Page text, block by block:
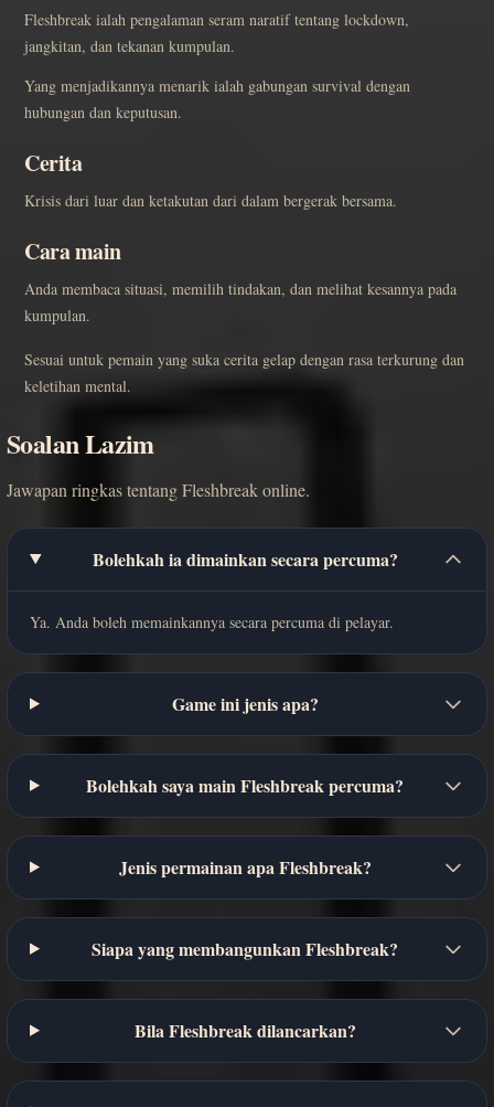
Fleshbreak ialah pengalaman seram naratif tentang lockdown,
jangkitan, dan tekanan kumpulan.
Yang menjadikannya menarik ialah gabungan survival dengan
hubungan dan keputusan.
Cerita
Krisis dari luar dan ketakutan dari dalam bergerak bersama.
Cara main
Anda membaca situasi, memilih tindakan, dan melihat kesannya pada
kumpulan.
Sesuai untuk pemain yang suka cerita gelap dengan rasa terkurung dan
keletihan mental.
Soalan Lazim
Jawapan ringkas tentang Fleshbreak online.
Bolehkah ia dimainkan secara percuma?
Ya. Anda boleh memainkannya secara percuma di pelayar.
Game ini jenis apa?
Bolehkah saya main Fleshbreak percuma?
Jenis permainan apa Fleshbreak?
Siapa yang membangunkan Fleshbreak?
Bila Fleshbreak dilancarkan?